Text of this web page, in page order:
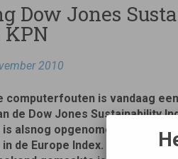
Dow Jones
2010
computerfouten is vandaag
de Dow Jones Sustainability
alsnog opgenomen in de
in de Europe Index. Het betreft